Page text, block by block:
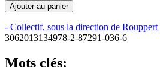
- Collectif, sous la direction de Rouppert
3062013134978-2-87291-036-6
Mots clés: